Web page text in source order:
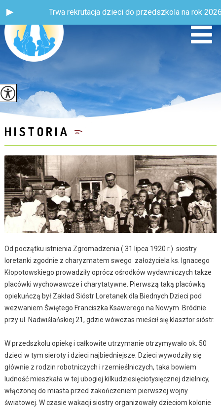
Trwa rekrutacja dzieci do przedszkola na rok 2026 /
HISTORIA
Od początku istnienia Zgromadzenia ( 31 lipca 1920 r.) siostry
loretanki zgodnie z charyzmatem swego założyciela ks. Ignacego
Kłopotowskiego prowadziły oprócz ośrodków wydawniczych także
placówki wychowawcze i charytatywne. Pierwszą taką placówką
opiekuńczą był Zakład Sióstr Loretanek dla Biednych Dzieci pod
wezwaniem Świętego Franciszka Ksawerego na Nowym Bródnie
przy ul. Nadwiślańskiej 21, gdzie wówczas mieścił się klasztor sióstr.
W przedszkolu opiekę i całkowite utrzymanie otrzymywało ok. 50
dzieci w tym sieroty i dzieci najbiedniejsze. Dzieci wywodziły się
głównie z rodzin robotniczych i rzemieślniczych, taka bowiem
ludność mieszkała w tej ubogiej kilkudziesięciotysięcznej dzielnicy,
włączonej do miasta przed zakończeniem pierwszej wojny
światowej. W czasie wakacji siostry organizowały dzieciom kolonie